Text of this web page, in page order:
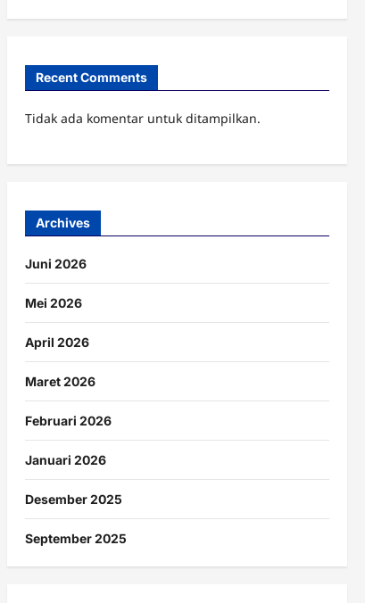
Recent Comments
Tidak ada komentar untuk ditampilkan.
Archives
Juni 2026
Mei 2026
April 2026
Maret 2026
Februari 2026
Januari 2026
Desember 2025
September 2025